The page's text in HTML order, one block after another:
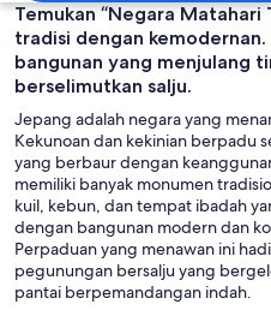
Temukan “Negara
tradisi dengan
bangunan yang menjulang
berselimutkan salju.
Jepang adalah negara yang
Kekunoan dan kekinian berpadu
yang berbaur dengan
memiliki banyak monumen
kuil, kebun, dan tempat ibadah
dengan bangunan modern dan
Perpaduan yang menawan ini
pegunungan bersalju yang
pantai berpemandangan indah.